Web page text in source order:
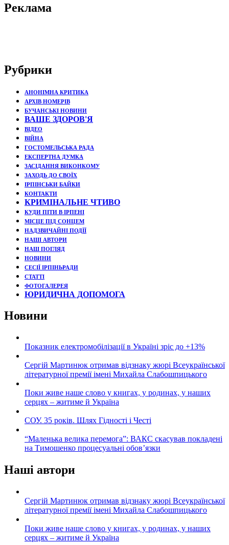
Реклама
Рубрики
АНОНІМНА КРИТИКА
АРХІВ НОМЕРІВ
БУЧАНСЬКІ НОВИНИ
ВАШЕ ЗДОРОВ'Я
ВІДЕО
ВІЙНА
ГОСТОМЕЛЬСЬКА РАДА
ЕКСПЕРТНА ДУМКА
ЗАСІДАННЯ ВИКОНКОМУ
ЗАХОДЬ ДО СВОЇХ
ІРПІНСЬКИ БАЙКИ
КОНТАКТИ
КРИМІНАЛЬНЕ ЧТИВО
КУДИ ПІТИ В ІРПЕНІ
МІСЦЕ ПІД СОНЦЕМ
НАДЗВИЧАЙНІ ПОДЇЇ
НАШІ АВТОРИ
НАШ ПОГЛЯД
НОВИНИ
СЕСІЇ ІРПІНЬРАДИ
СТАТТІ
ФОТОГАЛЕРЕЯ
ЮРИДИЧНА ДОПОМОГА
Новини
Показник електромобілізації в Україні зріс до +13%
Сергій Мартинюк отримав відзнаку жюрі Всеукраїнської
літературної премії імені Михайла Слабошпицького
Поки живе наше слово у книгах, у родинах, у наших
серцях – житиме й Україна
СОУ. 35 років. Шлях Гідності і Честі
“Маленька велика перемога”: ВАКС скасував покладені
на Тимошенко процесуальні обов’язки
Наші автори
Сергій Мартинюк отримав відзнаку жюрі Всеукраїнської
літературної премії імені Михайла Слабошпицького
Поки живе наше слово у книгах, у родинах, у наших
серцях – житиме й Україна